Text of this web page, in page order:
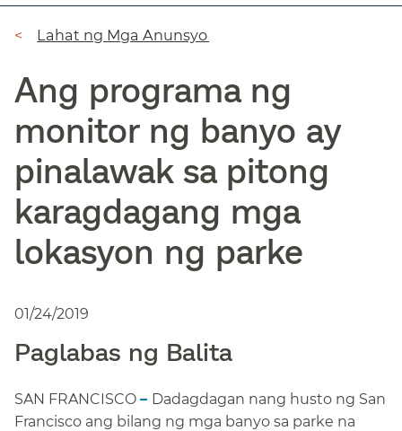
Breadcrumb​​
Lahat ng Mga Anunsyo​​
Ang programa ng
monitor ng banyo ay
pinalawak sa pitong
karagdagang mga
lokasyon ng parke​​
01/24/2019​​
Paglabas ng Balita​​
SAN FRANCISCO – Dadagdagan nang husto ng San
Francisco ang bilang ng mga banyo sa parke na